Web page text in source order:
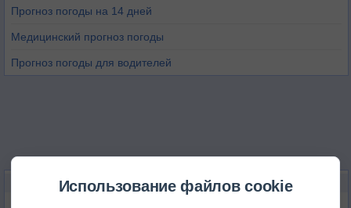
Прогноз погоды на 14 дней
Медицинский прогноз погоды
Прогноз погоды для водителей
НОВОЕ О ПОГОДЕ
Использование файлов cookie